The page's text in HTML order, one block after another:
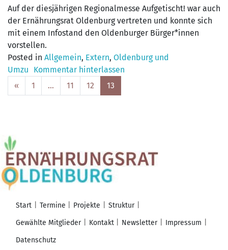
Auf der diesjährigen Regionalmesse Aufgetischt! war auch
der Ernährungsrat Oldenburg vertreten und konnte sich
mit einem Infostand den Oldenburger Bürger*innen
vorstellen.
Posted in Allgemein, Extern, Oldenburg und
Umzu
Kommentar hinterlassen
navigation
« 1 … 11 12 13
Start Termine Projekte
Struktur
Gewählte Mitglieder
Kontakt Newsletter
Impressum
Datenschutz